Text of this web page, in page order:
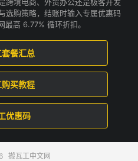
选购策略，结账时输入专属优惠码
最高 6.77% 循环折扣。
餐汇总
买教程
优惠码
搬瓦工中文网